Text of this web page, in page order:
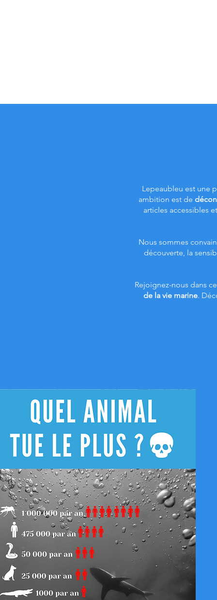
Lepeaubleu est une
ambition est de
articles accessibles
Nous sommes
découverte, la
Rejoignez-nous dans
de la vie marine.